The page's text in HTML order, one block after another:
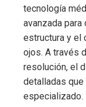
tecnología
avanzada
estructura y el
ojos. A través
resolución, el
detalladas
especializado.